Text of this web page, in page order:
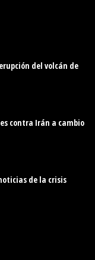
del volcán de
contra Irán a cambio
de la crisis